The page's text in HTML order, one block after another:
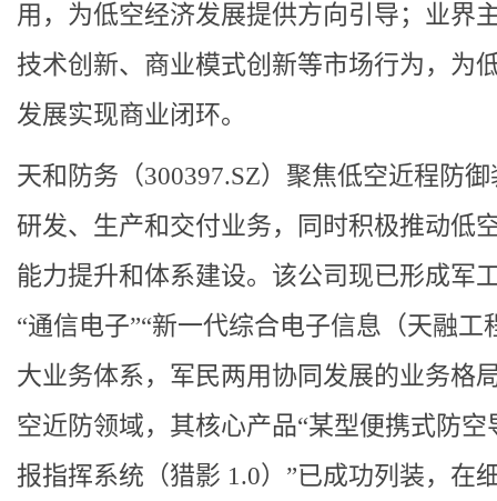
用，为低空经济发展提供方向引导；业界
技术创新、商业模式创新等市场行为，为
发展实现商业闭环。
天和防务（300397.SZ）聚焦低空近程防
研发、生产和交付业务，同时积极推动低
能力提升和体系建设。该公司现已形成军
“通信电子”“新一代综合电子信息（天融工
大业务体系，军民两用协同发展的业务格
空近防领域，其核心产品“某型便携式防空
报指挥系统（猎影 1.0）”已成功列装，在